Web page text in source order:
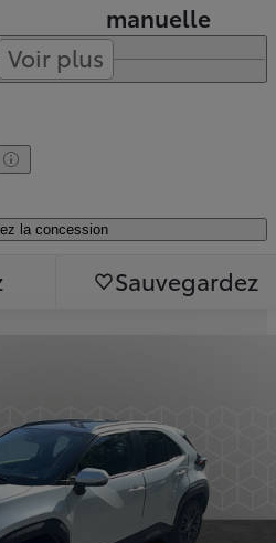
manuelle
Voir plus
la concession
Sauvegardez